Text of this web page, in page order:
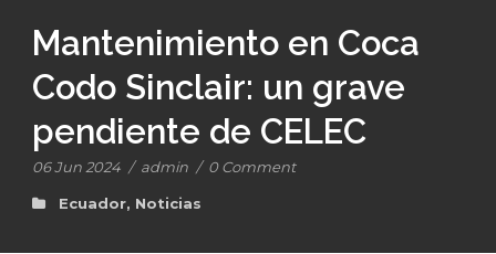
Mantenimiento en Coca
Codo Sinclair: un grave
pendiente de CELEC
06 Jun 2024 / admin / 0 Comment
Ecuador, Noticias